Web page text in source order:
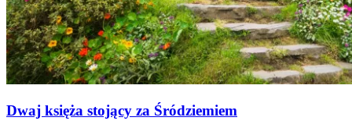
Dwaj księża stojący za Śródziemiem